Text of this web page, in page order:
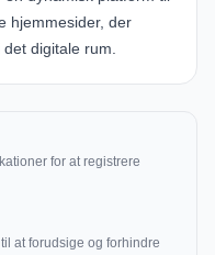
hjemmesider, der
digitale rum.
for at registrere
at forudsige og forhindre